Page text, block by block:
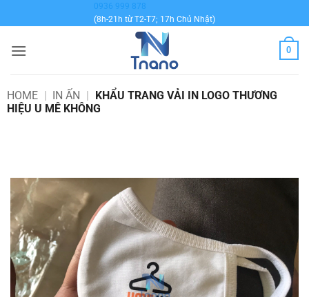
qua
dung
0936 999 878
(8h-21h từ T2-T7; 17h Chủ Nhật)
0
HOME | IN ẤN | KHẨU TRANG VẢI IN LOGO THƯƠNG
HIỆU U MÊ KHÔNG